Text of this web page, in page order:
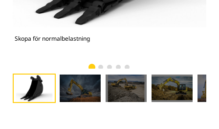
Skopa för normalbelastning